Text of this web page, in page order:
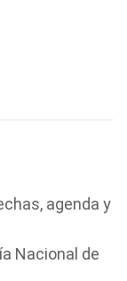
agenda y
Nacional de